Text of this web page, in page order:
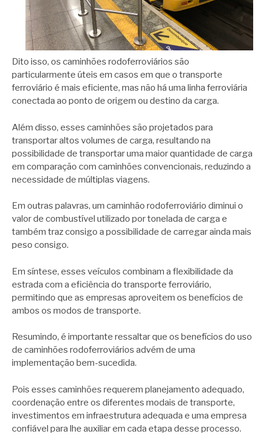
Dito isso, os caminhões rodoferroviários são
particularmente úteis em casos em que o transporte
ferroviário é mais eficiente, mas não há uma linha ferroviária
conectada ao ponto de origem ou destino da carga.
Além disso, esses caminhões são projetados para
transportar altos volumes de carga, resultando na
possibilidade de transportar uma maior quantidade de carga
em comparação com caminhões convencionais, reduzindo a
necessidade de múltiplas viagens.
Em outras palavras, um caminhão rodoferroviário diminui o
valor de combustível utilizado por tonelada de carga e
também traz consigo a possibilidade de carregar ainda mais
peso consigo.
Em síntese, esses veículos combinam a flexibilidade da
estrada com a eficiência do transporte ferroviário,
permitindo que as empresas aproveitem os benefícios de
ambos os modos de transporte.
Resumindo, é importante ressaltar que os benefícios do uso
de caminhões rodoferroviários advém de uma
implementação bem-sucedida.
Pois esses caminhões requerem planejamento adequado,
coordenação entre os diferentes modais de transporte,
investimentos em infraestrutura adequada e uma empresa
confiável para lhe auxiliar em cada etapa desse processo.